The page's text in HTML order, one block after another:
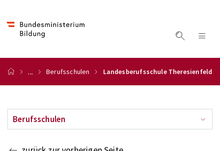
... Berufsschulen Landesberufsschule Theresienfeld
Berufsschulen